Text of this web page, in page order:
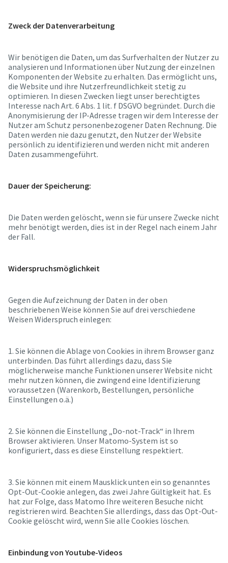
Zweck der Datenverarbeitung
Wir benötigen die Daten, um das Surfverhalten der Nutzer zu
analysieren und Informationen über Nutzung der einzelnen
Komponenten der Website zu erhalten. Das ermöglicht uns,
die Website und ihre Nutzerfreundlichkeit stetig zu
optimieren. In diesen Zwecken liegt unser berechtigtes
Interesse nach Art. 6 Abs. 1 lit. f DSGVO begründet. Durch die
Anonymisierung der IP-Adresse tragen wir dem Interesse der
Nutzer am Schutz personenbezogener Daten Rechnung. Die
Daten werden nie dazu genutzt, den Nutzer der Website
persönlich zu identifizieren und werden nicht mit anderen
Daten zusammengeführt.
Dauer der Speicherung:
Die Daten werden gelöscht, wenn sie für unsere Zwecke nicht
mehr benötigt werden, dies ist in der Regel nach einem Jahr
der Fall.
Widerspruchsmöglichkeit
Gegen die Aufzeichnung der Daten in der oben
beschriebenen Weise können Sie auf drei verschiedene
Weisen Widerspruch einlegen:
1. Sie können die Ablage von Cookies in ihrem Browser ganz
unterbinden. Das führt allerdings dazu, dass Sie
möglicherweise manche Funktionen unserer Website nicht
mehr nutzen können, die zwingend eine Identifizierung
voraussetzen (Warenkorb, Bestellungen, persönliche
Einstellungen o.ä.)
2. Sie können die Einstellung „Do-not-Track“ in Ihrem
Browser aktivieren. Unser Matomo-System ist so
konfiguriert, dass es diese Einstellung respektiert.
3. Sie können mit einem Mausklick unten ein so genanntes
Opt-Out-Cookie anlegen, das zwei Jahre Gültigkeit hat. Es
hat zur Folge, dass Matomo Ihre weiteren Besuche nicht
registrieren wird. Beachten Sie allerdings, dass das Opt-Out-
Cookie gelöscht wird, wenn Sie alle Cookies löschen.
Einbindung von Youtube-Videos